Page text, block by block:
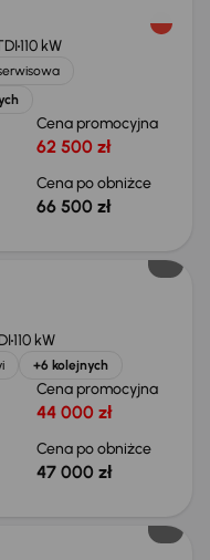
110 kW
Cena promocyjna
62 500 zł
Cena po obniżce
66 500 zł
110 kW
+6 kolejnych
Cena promocyjna
44 000 zł
Cena po obniżce
47 000 zł